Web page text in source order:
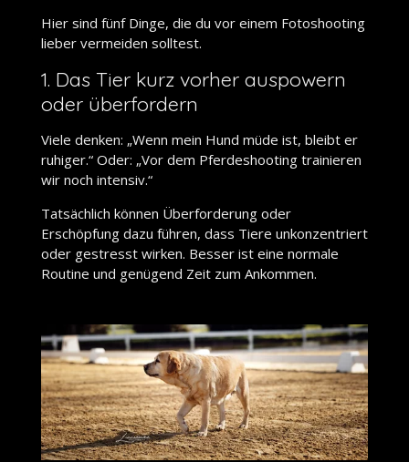
Hier sind fünf Dinge, die du vor einem Fotoshooting
lieber vermeiden solltest.
1. Das Tier kurz vorher auspowern
oder überfordern
Viele denken: „Wenn mein Hund müde ist, bleibt er
ruhiger.“ Oder: „Vor dem Pferdeshooting trainieren
wir noch intensiv.“
Tatsächlich können Überforderung oder
Erschöpfung dazu führen, dass Tiere unkonzentriert
oder gestresst wirken. Besser ist eine normale
Routine und genügend Zeit zum Ankommen.